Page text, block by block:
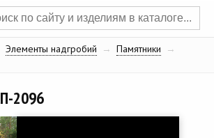
Элементы надгробий → Памятники
→
2096